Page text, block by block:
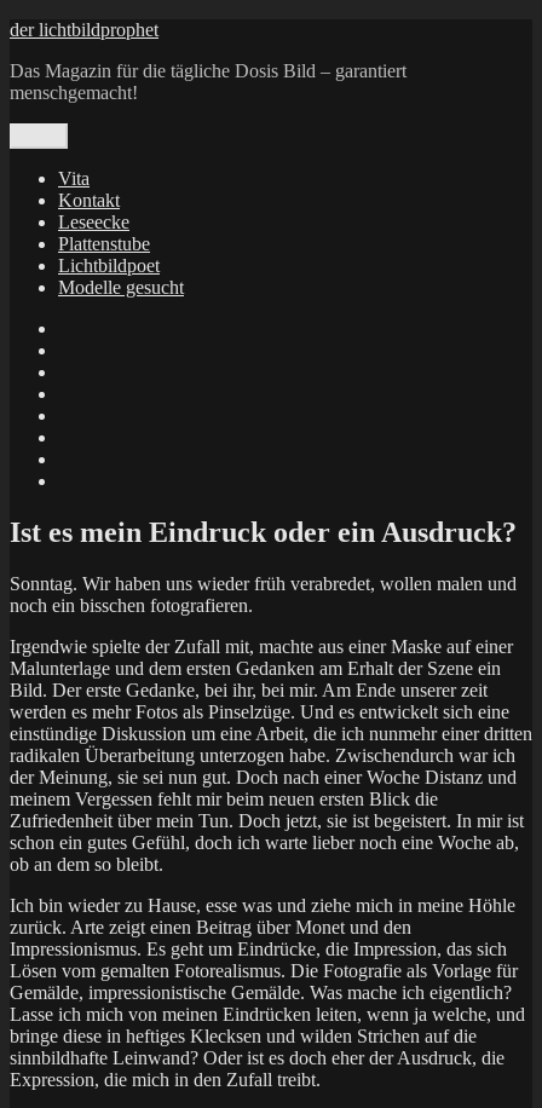
Zum
springen
der lichtbildprophet
Das Magazin für die tägliche Dosis Bild – garantiert
menschgemacht!
Vita
Kontakt
Leseecke
Plattenstube
Lichtbildpoet
Modelle gesucht
Ist es mein Eindruck oder ein Ausdruck?
Sonntag. Wir haben uns wieder früh verabredet, wollen malen und
noch ein bisschen fotografieren.
Irgendwie spielte der Zufall mit, machte aus einer Maske auf einer
Malunterlage und dem ersten Gedanken am Erhalt der Szene ein
Bild. Der erste Gedanke, bei ihr, bei mir. Am Ende unserer zeit
werden es mehr Fotos als Pinselzüge. Und es entwickelt sich eine
einstündige Diskussion um eine Arbeit, die ich nunmehr einer dritten
radikalen Überarbeitung unterzogen habe. Zwischendurch war ich
der Meinung, sie sei nun gut. Doch nach einer Woche Distanz und
meinem Vergessen fehlt mir beim neuen ersten Blick die
Zufriedenheit über mein Tun. Doch jetzt, sie ist begeistert. In mir ist
schon ein gutes Gefühl, doch ich warte lieber noch eine Woche ab,
ob an dem so bleibt.
Ich bin wieder zu Hause, esse was und ziehe mich in meine Höhle
zurück. Arte zeigt einen Beitrag über Monet und den
Impressionismus. Es geht um Eindrücke, die Impression, das sich
Lösen vom gemalten Fotorealismus. Die Fotografie als Vorlage für
Gemälde, impressionistische Gemälde. Was mache ich eigentlich?
Lasse ich mich von meinen Eindrücken leiten, wenn ja welche, und
bringe diese in heftiges Klecksen und wilden Strichen auf die
sinnbildhafte Leinwand? Oder ist es doch eher der Ausdruck, die
Expression, die mich in den Zufall treibt.